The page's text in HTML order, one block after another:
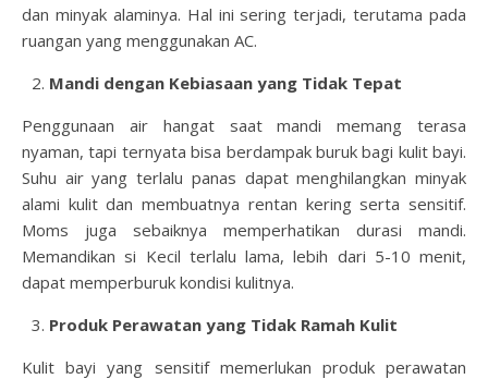
dan minyak alaminya. Hal ini sering terjadi, terutama pada
ruangan yang menggunakan AC.
Mandi dengan Kebiasaan yang Tidak Tepat
Penggunaan air hangat saat mandi memang terasa
nyaman, tapi ternyata bisa berdampak buruk bagi kulit bayi.
Suhu air yang terlalu panas dapat menghilangkan minyak
alami kulit dan membuatnya rentan kering serta sensitif.
Moms juga sebaiknya memperhatikan durasi mandi.
Memandikan si Kecil terlalu lama, lebih dari 5-10 menit,
dapat memperburuk kondisi kulitnya.
Produk Perawatan yang Tidak Ramah Kulit
Kulit bayi yang sensitif memerlukan produk perawatan